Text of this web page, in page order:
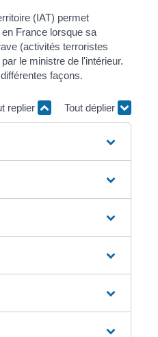
(IAT) permet
France lorsque sa
(activités terroristes
le ministre de l'intérieur.
façons.
replier Tout déplier